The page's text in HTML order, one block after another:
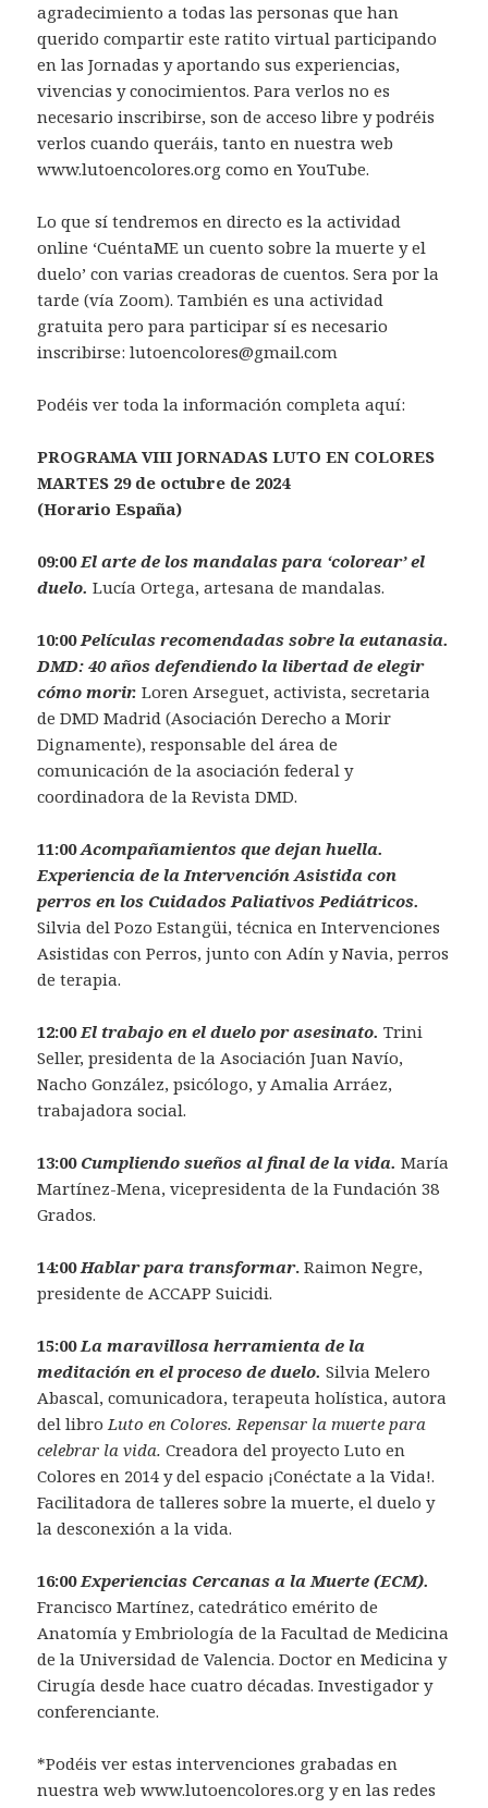
agradecimiento a todas las personas que han
querido compartir este ratito virtual participando
en las Jornadas y aportando sus experiencias,
vivencias y conocimientos. Para verlos no es
necesario inscribirse, son de acceso libre y podréis
verlos cuando queráis, tanto en nuestra web
www.lutoencolores.org como en YouTube.
Lo que sí tendremos en directo es la actividad
online ‘CuéntaME un cuento sobre la muerte y el
duelo’ con varias creadoras de cuentos. Sera por la
tarde (vía Zoom). También es una actividad
gratuita pero para participar sí es necesario
inscribirse: lutoencolores@gmail.com
Podéis ver toda la información completa aquí:
PROGRAMA VIII JORNADAS LUTO EN COLORES
MARTES 29 de octubre de 2024
(Horario España)
09:00El arte de los mandalas para ‘colorear’ el
duelo.Lucía Ortega, artesana de mandalas.
10:00Películas recomendadas sobre la eutanasia.
DMD: 40 años defendiendo la libertad de elegir
cómo morir. Loren Arseguet, activista, secretaria
de DMD Madrid (Asociación Derecho a Morir
Dignamente), responsable del área de
comunicación de la asociación federal y
coordinadora de la Revista DMD.
11:00Acompañamientos que dejan huella.
Experiencia de la Intervención Asistida con
perros en los Cuidados Paliativos Pediátricos.
Silvia del Pozo Estangüi, técnica en Intervenciones
Asistidas con Perros, junto con Adín y Navia, perros
de terapia.
12:00El trabajo en el duelo por asesinato. Trini
Seller, presidenta de la Asociación Juan Navío,
Nacho González, psicólogo, y Amalia Arráez,
trabajadora social.
13:00 Cumpliendo sueños al final de la vida. María
Martínez-Mena, vicepresidenta de la Fundación 38
Grados.
14:00Hablar para transformar.Raimon Negre,
presidente de ACCAPP Suicidi.
15:00La maravillosa herramienta de la
meditación en el proceso de duelo.Silvia Melero
Abascal, comunicadora, terapeuta holística, autora
del libroLuto en Colores. Repensar la muerte para
celebrar la vida.Creadora del proyecto Luto en
Colores en 2014 y del espacio ¡Conéctate a la Vida!.
Facilitadora de talleres sobre la muerte, el duelo y
la desconexión a la vida.
16:00 Experiencias Cercanas a la Muerte (ECM).
Francisco Martínez, catedrático emérito de
Anatomía y Embriología de la Facultad de Medicina
de la Universidad de Valencia. Doctor en Medicina y
Cirugía desde hace cuatro décadas. Investigador y
conferenciante.
*Podéis ver estas intervenciones grabadas en
nuestra web www.lutoencolores.org y en las redes